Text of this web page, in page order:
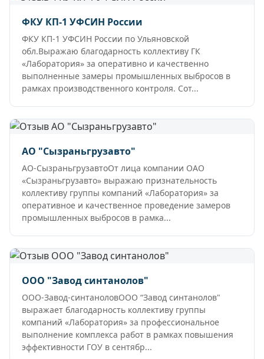
ФКУ КП-1 УФСИН России
ФКУ КП-1 УФСИН России по Ульяновской
обл.Выражаю благодарность коллективу ГК
«Лаборатория» за оперативно и качественно
выполненные замеры промышленных выбросов в
рамках производственного контроля. Сот...
АО "Сызраньгрузавто"
АО-СызраньгрузавтоОт лица компании ОАО
«Сызраньгрузавто» выражаю признательность
коллективу группы компаний «Лаборатория» за
оперативное и качественное проведение замеров
промышленных выбросов в рамка...
ООО "Завод синтанолов"
ООО-Завод-синтаноловООО “Завод синтанолов"
выражает благодарность коллективу группы
компаний «Лаборатория» за профессиональное
выполнение комплекса работ в рамках повышения
эффективности ГОУ в сентябр...